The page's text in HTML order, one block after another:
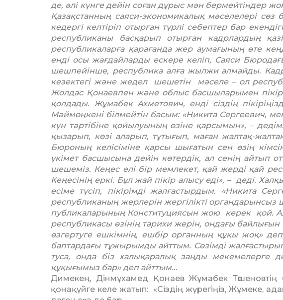
де, әлі күнге дейін соған дұрыс мән бер­мей­тіндер
Қазақстанның саяси-экономикалық мәселелері
кедергі келтіріп отырған түрлі себептер бар
республиканы басқарып отырған кадрлардың
республикаларға қара­ған­да жер аумағының өте
енді осы жағдайларды ескере келіп, Саяси
шешпейінше, республика алға жылжи алмайды. Кадр
кезектегі және жедел шешетін мәселе – ол
Жолдас Қонаев­пен және облыс басшыларымен пікір
қолдады. Жұмабек Ахметович, енді сіздің
Мәймөңкені білмейтін басым: «Никита Сергеевич,
күн тәртібіне қойы­луының өзіне қарсы­мын», –
қыза­рып, көзі аларып, тұтығып, маған жалтақ-
Бюроның келісіміне қарсы шығатын сен өзің
үкімет басшысына дейін көтердік, ал сенің айтып
шешеміз. Кеңес елі бір мемлекет, қай жерді қай
Кеңесінің еркі. Бұл жай пікір алысу еді», – деді.
есіме түсіп, пікірімді жал­ғас­­тыр­дым. «Никита
республиканың жерлерін жергілікті
публикаларының Конституциясын жою керек қой.
респуб­­лика­сы өзінің тарихи жерін, ондағы
өзгертуге ешкімнің, ешбір органның құ­қы жоқ»
баптардағы тұжырымды айттым. Сөзімді
туса, онда біз халықаралық заңды мекемелерге
құқығымыз бар» деп айттым…
Димекең, Дінмұхамед Қонаев Жұма­бек
қонақүйге келе жа­тып: «Сіздің жүрегіңіз, Жұмеке,